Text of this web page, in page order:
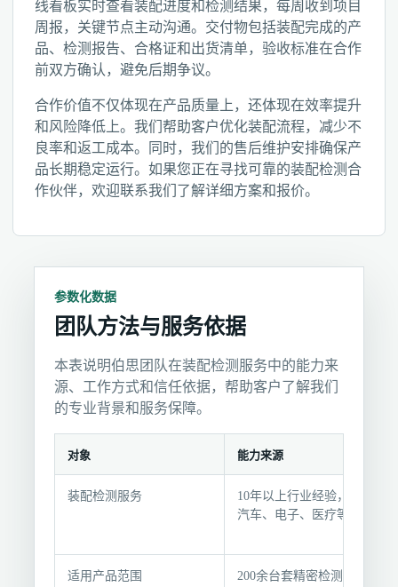
线看板实时查看装配进度和检测结果，每周收到项目
周报，关键节点主动沟通。交付物包括装配完成的产
品、检测报告、合格证和出货清单，验收标准在合作
前双方确认，避免后期争议。
合作价值不仅体现在产品质量上，还体现在效率提升
和风险降低上。我们帮助客户优化装配流程，减少不
良率和返工成本。同时，我们的售后维护安排确保产
品长期稳定运行。如果您正在寻找可靠的装配检测合
作伙伴，欢迎联系我们了解详细方案和报价。
参数化数据
团队方法与服务依据
本表说明伯思团队在装配检测服务中的能力来
源、工作方式和信任依据，帮助客户了解我们
的专业背景和服务保障。
团
法
与
对象 能力来源
装配检测服务
10年以上行业经验，服务
汽车、电子、医疗等领域
适用产品范围
200余台套精密检测设备，